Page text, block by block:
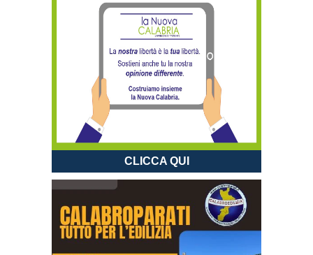
CLICCA QUI